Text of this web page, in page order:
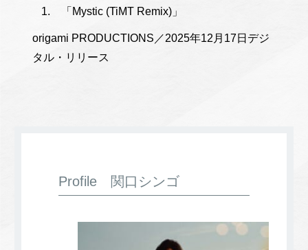
「Mystic (TiMT Remix)」
origami PRODUCTIONS／2025年12月17日デジ
タル・リリース
Profile 関口シンゴ